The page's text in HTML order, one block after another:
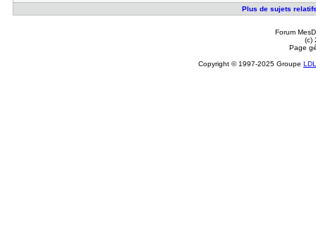
Plus de sujets
Forum
(c)
Page
Copyright © 1997-2025 Groupe